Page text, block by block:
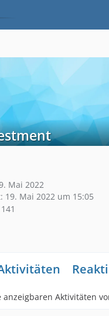
Mai 2022
19. Mai 2022 um 15:05
141
anzeigbaren Aktivitäten